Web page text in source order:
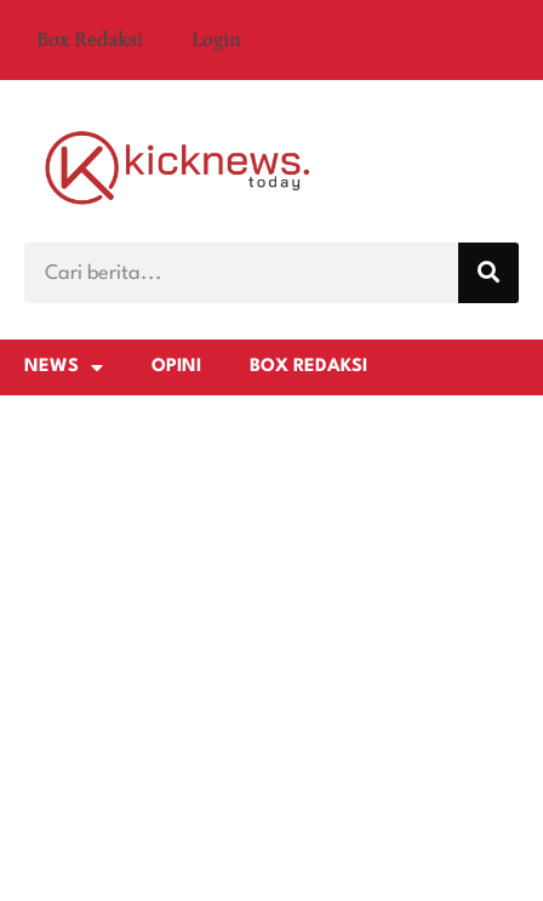
Box Redaksi Login
NEWS OPINI BOX REDAKSI